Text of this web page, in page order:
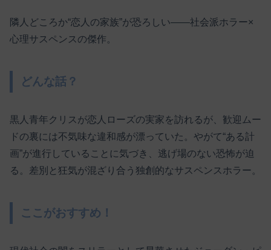
隣人どころか“恋人の家族”が恐ろしい――社会派ホラー×
心理サスペンスの傑作。
どんな話？
黒人青年クリスが恋人ローズの実家を訪れるが、歓迎ムー
ドの裏には不気味な違和感が漂っていた。やがて“ある計
画”が進行していることに気づき、逃げ場のない恐怖が迫
る。差別と狂気が混ざり合う独創的なサスペンスホラー。
ここがおすすめ！